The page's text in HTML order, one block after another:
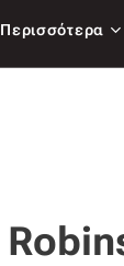
Περισσότερα